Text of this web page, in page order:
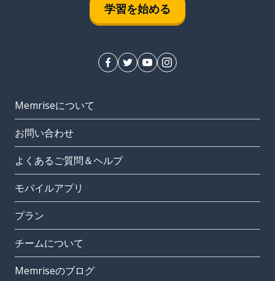
学習を始める
Memriseについて
お問い合わせ
よくあるご質問＆ヘルプ
モバイルアプリ
プラン
チームについて
Memriseのブログ